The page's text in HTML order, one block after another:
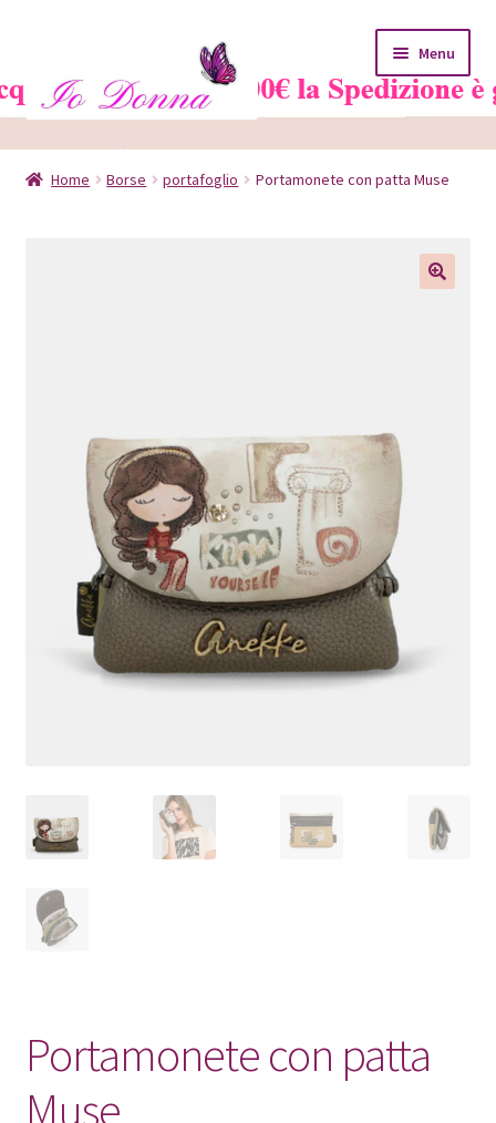
navigazione
contenuto
Menu
Home
Il mio account
Pagamento
Home Borse portafoglio Portamonete con patta Muse
Portamonete con patta
Muse